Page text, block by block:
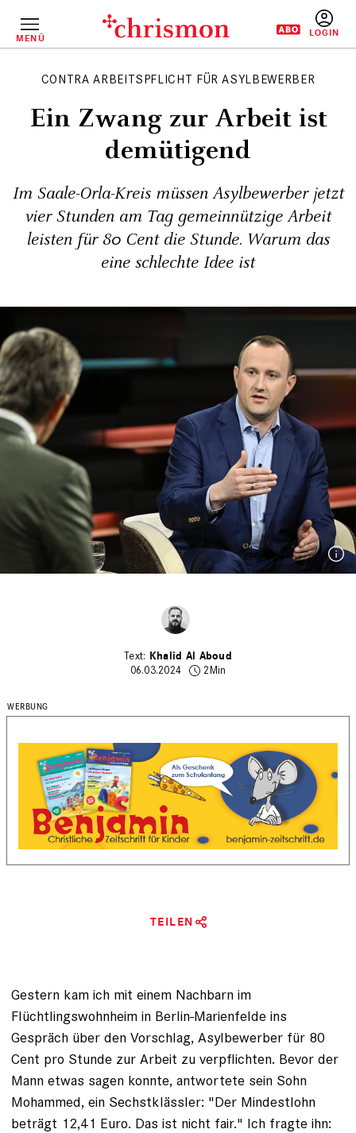
InhaltMENÜ
CONTRA ARBEITSPFLICHT FÜR ASYLBEWERBER
Ein Zwang zur Arbeit ist
demütigend
Im Saale-Orla-Kreis müssen Asylbewerber jetzt
vier Stunden am Tag gemeinnützige Arbeit
leisten für 80 Cent die Stunde. Warum das
eine schlechte Idee ist
Khalid Al Aboud
06.03.2024
2Min
TEILEN
Gestern kam ich mit einem Nachbarn im
Flüchtlingswohnheim in Berlin-Marienfelde ins
Gespräch über den Vorschlag, Asylbewerber für 80
Cent pro Stunde zur Arbeit zu verpflichten. Bevor der
Mann etwas sagen konnte, antwortete sein Sohn
Mohammed, ein Sechstklässler: "Der Mindestlohn
beträgt 12,41 Euro. Das ist nicht fair." Ich fragte ihn: